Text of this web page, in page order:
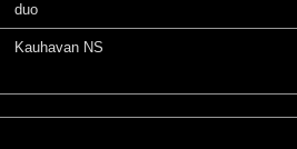
duo
Kauhavan NS